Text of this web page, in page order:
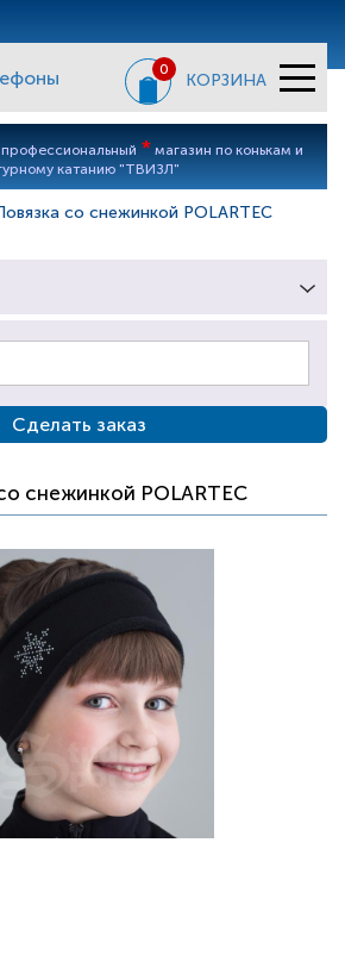
0
КОРЗИНА
* магазин по конькам и
катанию "ТВИЗЛ"
со снежинкой POLARTEC
снежинкой POLARTEC
Сделать заказ